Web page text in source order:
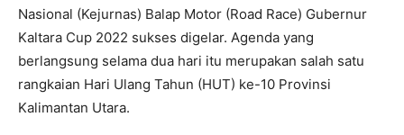
Nasional (Kejurnas) Balap Motor (Road Race) Gubernur
Kaltara Cup 2022 sukses digelar. Agenda yang
berlangsung selama dua hari itu merupakan salah satu
rangkaian Hari Ulang Tahun (HUT) ke-10 Provinsi
Kalimantan Utara.